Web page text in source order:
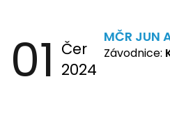
01 Čer
2024
MČR JUN
Závodnice: